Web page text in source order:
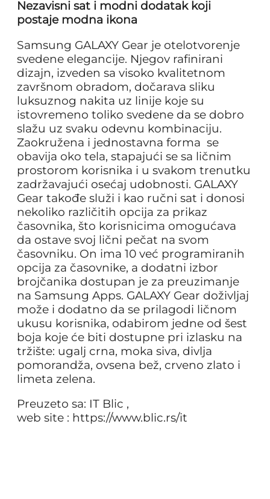
Nezavisni sat i modni dodatak koji
postaje modna ikona
Samsung GALAXY Gear je otelotvorenje
svedene elegancije. Njegov rafinirani
dizajn, izveden sa visoko kvalitetnom
završnom obradom, dočarava sliku
luksuznog nakita uz linije koje su
istovremeno toliko svedene da se dobro
slažu uz svaku odevnu kombinaciju.
Zaokružena i jednostavna forma se
obavija oko tela, stapajući se sa ličnim
prostorom korisnika i u svakom trenutku
zadržavajući osećaj udobnosti. GALAXY
Gear takođe služi i kao ručni sat i donosi
nekoliko različitih opcija za prikaz
časovnika, što korisnicima omogućava
da ostave svoj lični pečat na svom
časovniku. On ima 10 već programiranih
opcija za časovnike, a dodatni izbor
brojčanika dostupan je za preuzimanje
na Samsung Apps. GALAXY Gear doživljaj
može i dodatno da se prilagodi ličnom
ukusu korisnika, odabirom jedne od šest
boja koje će biti dostupne pri izlasku na
tržište: ugalj crna, moka siva, divlja
pomorandža, ovsena bež, crveno zlato i
limeta zelena.
Preuzeto sa: IT Blic ,
web site : https://www.blic.rs/it